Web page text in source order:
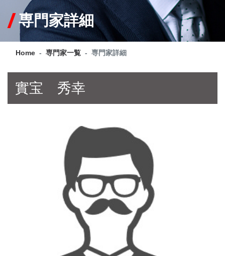
SERVICE
COMPANY
Q&A
専門家詳細
Home 専門家一覧 専門家詳細
實宝 秀幸